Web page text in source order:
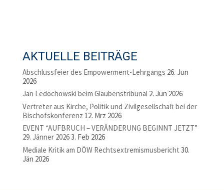
AKTUELLE BEITRÄGE
Abschlussfeier des Empowerment-Lehrgangs 26. Jun
2026
Jan Ledochowski beim Glaubenstribunal 2. Jun 2026
Vertreter aus Kirche, Politik und Zivilgesellschaft bei der
Bischofskonferenz 12. Mrz 2026
EVENT “AUFBRUCH – VERÄNDERUNG BEGINNT JETZT”
29. Jänner 20263. Feb 2026
Mediale Kritik am DÖW Rechtsextremismusbericht 30.
Jän 2026